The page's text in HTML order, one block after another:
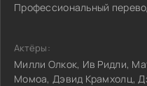
Профессиональный
Актёры:
Милли Олкок, Ив Ридли,
Момоа, Дэвид Крамхолц,